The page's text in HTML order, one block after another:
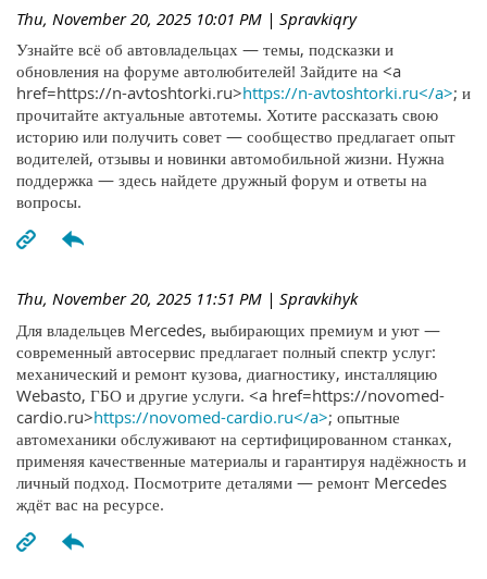
Thu, November 20, 2025 10:01 PM | Spravkiqry
Узнайте всё об автовладельцах — темы, подсказки и
обновления на форуме автолюбителей! Зайдите на <a
href=https://n-avtoshtorki.ru>https://n-avtoshtorki.ru</a>; и
прочитайте актуальные автотемы. Хотите рассказать свою
историю или получить совет — сообщество предлагает опыт
водителей, отзывы и новинки автомобильной жизни. Нужна
поддержка — здесь найдете дружный форум и ответы на
вопросы.
Thu, November 20, 2025 11:51 PM | Spravkihyk
Для владельцев Mercedes, выбирающих премиум и уют —
современный автосервис предлагает полный спектр услуг:
механический и ремонт кузова, диагностику, инсталляцию
Webasto, ГБО и другие услуги. <a href=https://novomed-
cardio.ru>https://novomed-cardio.ru</a>; опытные
автомеханики обслуживают на сертифицированном станках,
применяя качественные материалы и гарантируя надёжность и
личный подход. Посмотрите деталями — ремонт Mercedes
ждёт вас на ресурсе.